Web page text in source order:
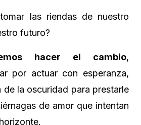
las riendas de nuestro
futuro?
hacer el cambio,
por actuar con esperanza,
de la oscuridad para prestarle
de amor que intentan